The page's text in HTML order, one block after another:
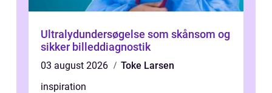
Ultralydundersøgelse som skånsom og
sikker billeddiagnostik
03 august 2026
Toke Larsen
inspiration